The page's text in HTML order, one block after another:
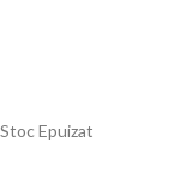
Stoc Epuizat